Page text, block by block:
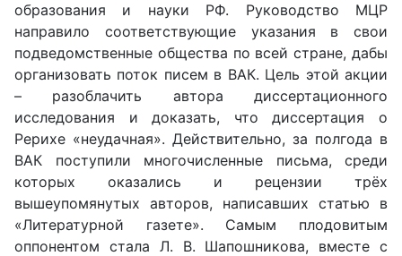
образования и науки РФ. Руководство МЦР
направило соответствующие указания в свои
подведомственные общества по всей стране, дабы
организовать поток писем в ВАК. Цель этой акции
– разоблачить автора диссертационного
исследования и доказать, что диссертация о
Рерихе «неудачная». Действительно, за полгода в
ВАК поступили многочисленные письма, среди
которых оказались и рецензии трёх
вышеупомянутых авторов, написавших статью в
«Литературной газете». Самым плодовитым
оппонентом стала Л. В. Шапошникова, вместе с